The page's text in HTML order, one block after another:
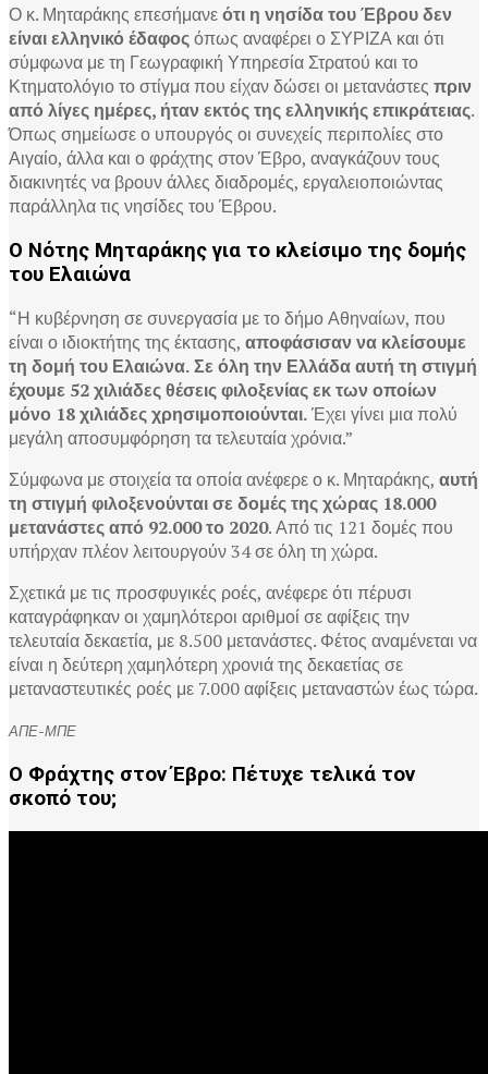
Ο κ. Μηταράκης επεσήμανεότι η νησίδα του Έβρου δεν
είναι ελληνικό έδαφοςόπως αναφέρει ο ΣΥΡΙΖΑ και ότι
σύμφωνα με τη Γεωγραφική Υπηρεσία Στρατού και το
Κτηματολόγιο το στίγμα που είχαν δώσει οι μετανάστες πριν
από λίγες ημέρες, ήταν εκτός της ελληνικής επικράτειας.
Όπως σημείωσε ο υπουργός οι συνεχείς περιπολίες στο
Αιγαίο, άλλα και ο φράχτης στον Έβρο, αναγκάζουν τους
διακινητές να βρουν άλλες διαδρομές, εργαλειοποιώντας
παράλληλα τις νησίδες του Έβρου.
Ο Νότης Μηταράκης για το κλείσιμο της δομής
του Ελαιώνα
“Η κυβέρνηση σε συνεργασία με το δήμο Αθηναίων, που
είναι ο ιδιοκτήτης της έκτασης, αποφάσισαν να κλείσουμε
τη δομή του Ελαιώνα.Σε όλη την Ελλάδα αυτή τη στιγμή
έχουμε 52 χιλιάδες θέσεις φιλοξενίαςεκ των οποίων
μόνο 18 χιλιάδες χρησιμοποιούνται.Έχει γίνει μια πολύ
μεγάλη αποσυμφόρηση τα τελευταία χρόνια.”
Σύμφωνα με στοιχεία τα οποία ανέφερε ο κ. Μηταράκης, αυτή
τη στιγμή φιλοξενούνται σε δομές της χώρας 18.000
μετανάστεςαπό 92.000 το 2020. Από τις 121 δομές που
υπήρχαν πλέον λειτουργούν 34 σε όλη τη χώρα.
Σχετικά με τις προσφυγικές ροές, ανέφερε ότι πέρυσι
καταγράφηκαν οι χαμηλότεροι αριθμοί σε αφίξεις την
τελευταία δεκαετία, με 8.500 μετανάστες. Φέτος αναμένεται να
είναι η δεύτερη χαμηλότερη χρονιά της δεκαετίας σε
μεταναστευτικές ροές με 7.000 αφίξεις μεταναστών έως τώρα.
ΑΠΕ-ΜΠΕ
Ο Φράχτης στον Έβρο: Πέτυχε τελικά τον
σκοπό του;